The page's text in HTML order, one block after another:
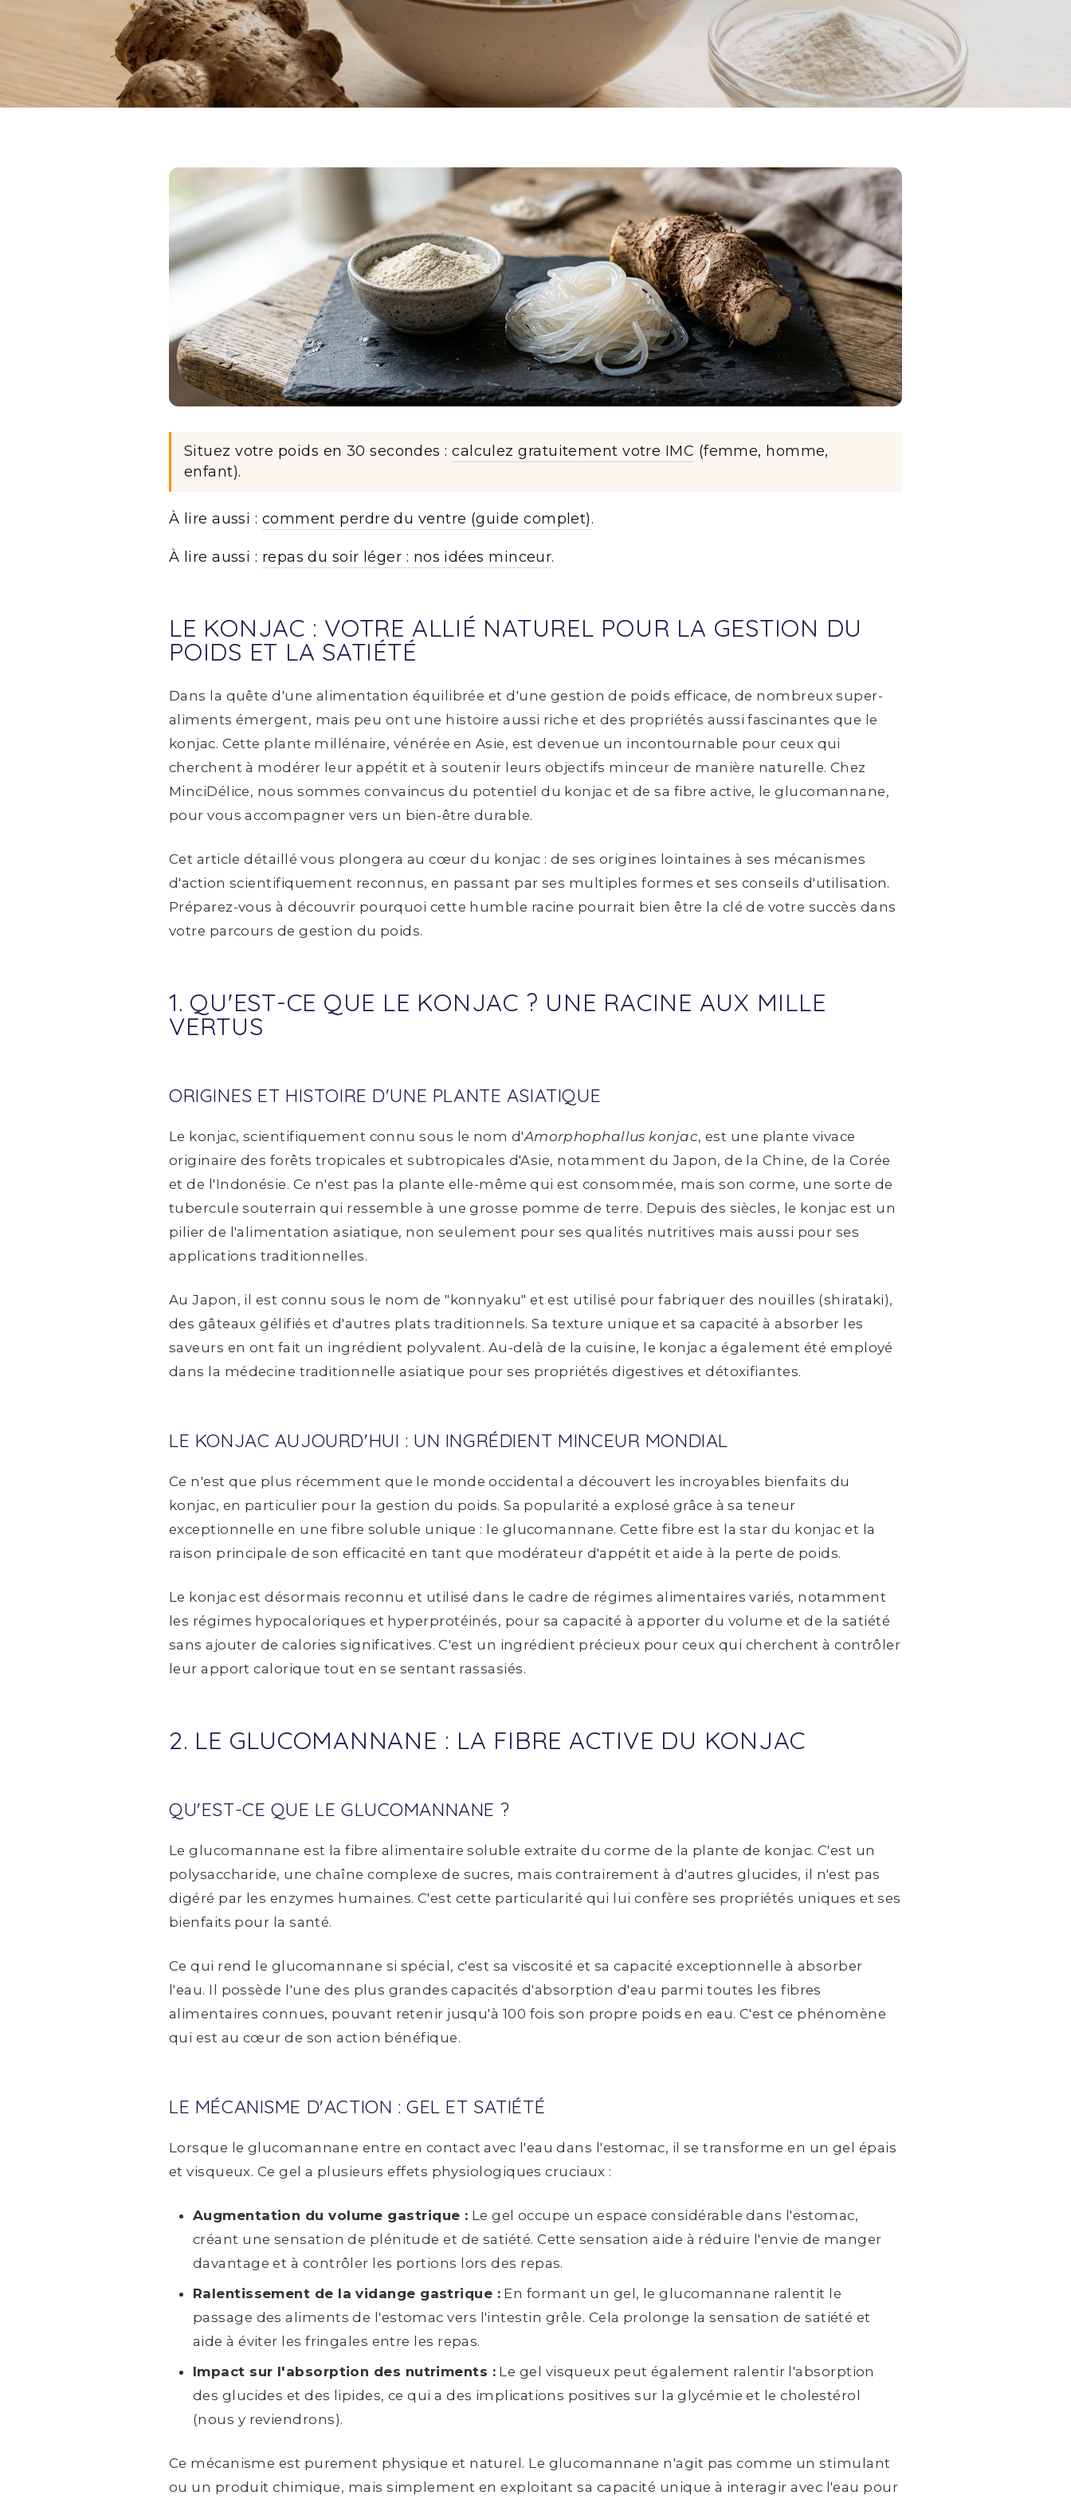
Situez votre poids en 30 secondes :calculez gratuitement votre IMC (femme, homme,
enfant).
À lire aussi : comment perdre du ventre (guide complet).
À lire aussi : repas du soir léger : nos idées minceur.
LE KONJAC : VOTRE ALLIÉ NATUREL POUR LA GESTION DU
POIDS ET LA SATIÉTÉ
Dans la quête d'une alimentation équilibrée et d'une gestion de poids efficace, de nombreux super-
aliments émergent, mais peu ont une histoire aussi riche et des propriétés aussi fascinantes que le
konjac. Cette plante millénaire, vénérée en Asie, est devenue un incontournable pour ceux qui
cherchent à modérer leur appétit et à soutenir leurs objectifs minceur de manière naturelle. Chez
MinciDélice, nous sommes convaincus du potentiel du konjac et de sa fibre active, le glucomannane,
pour vous accompagner vers un bien-être durable.
Cet article détaillé vous plongera au cœur du konjac : de ses origines lointaines à ses mécanismes
d'action scientifiquement reconnus, en passant par ses multiples formes et ses conseils d'utilisation.
Préparez-vous à découvrir pourquoi cette humble racine pourrait bien être la clé de votre succès dans
votre parcours de gestion du poids.
1. QU'EST-CE QUE LE KONJAC ? UNE RACINE AUX MILLE
VERTUS
ORIGINES ET HISTOIRE D'UNE PLANTE ASIATIQUE
Le konjac, scientifiquement connu sous le nom d'Amorphophallus konjac, est une plante vivace
originaire des forêts tropicales et subtropicales d'Asie, notamment du Japon, de la Chine, de la Corée
et de l'Indonésie. Ce n'est pas la plante elle-même qui est consommée, mais son corme, une sorte de
tubercule souterrain qui ressemble à une grosse pomme de terre. Depuis des siècles, le konjac est un
pilier de l'alimentation asiatique, non seulement pour ses qualités nutritives mais aussi pour ses
applications traditionnelles.
Au Japon, il est connu sous le nom de "konnyaku" et est utilisé pour fabriquer des nouilles (shirataki),
des gâteaux gélifiés et d'autres plats traditionnels. Sa texture unique et sa capacité à absorber les
saveurs en ont fait un ingrédient polyvalent. Au-delà de la cuisine, le konjac a également été employé
dans la médecine traditionnelle asiatique pour ses propriétés digestives et détoxifiantes.
LE KONJAC AUJOURD'HUI : UN INGRÉDIENT MINCEUR MONDIAL
Ce n'est que plus récemment que le monde occidental a découvert les incroyables bienfaits du
konjac, en particulier pour la gestion du poids. Sa popularité a explosé grâce à sa teneur
exceptionnelle en une fibre soluble unique : le glucomannane. Cette fibre est la star du konjac et la
raison principale de son efficacité en tant que modérateur d'appétit et aide à la perte de poids.
Le konjac est désormais reconnu et utilisé dans le cadre de régimes alimentaires variés, notamment
les régimes hypocaloriques et hyperprotéinés, pour sa capacité à apporter du volume et de la satiété
sans ajouter de calories significatives. C'est un ingrédient précieux pour ceux qui cherchent à contrôler
leur apport calorique tout en se sentant rassasiés.
2. LE GLUCOMANNANE : LA FIBRE ACTIVE DU KONJAC
QU'EST-CE QUE LE GLUCOMANNANE ?
Le glucomannane est la fibre alimentaire soluble extraite du corme de la plante de konjac. C'est un
polysaccharide, une chaîne complexe de sucres, mais contrairement à d'autres glucides, il n'est pas
digéré par les enzymes humaines. C'est cette particularité qui lui confère ses propriétés uniques et ses
bienfaits pour la santé.
Ce qui rend le glucomannane si spécial, c'est sa viscosité et sa capacité exceptionnelle à absorber
l'eau. Il possède l'une des plus grandes capacités d'absorption d'eau parmi toutes les fibres
alimentaires connues, pouvant retenir jusqu'à 100 fois son propre poids en eau. C'est ce phénomène
qui est au cœur de son action bénéfique.
LE MÉCANISME D'ACTION : GEL ET SATIÉTÉ
Lorsque le glucomannane entre en contact avec l'eau dans l'estomac, il se transforme en un gel épais
et visqueux. Ce gel a plusieurs effets physiologiques cruciaux :
Augmentation du volume gastrique : Le gel occupe un espace considérable dans l'estomac,
créant une sensation de plénitude et de satiété. Cette sensation aide à réduire l'envie de manger
davantage et à contrôler les portions lors des repas.
Ralentissement de la vidange gastrique : En formant un gel, le glucomannane ralentit le
passage des aliments de l'estomac vers l'intestin grêle. Cela prolonge la sensation de satiété et
aide à éviter les fringales entre les repas.
Impact sur l'absorption des nutriments : Le gel visqueux peut également ralentir l'absorption
des glucides et des lipides, ce qui a des implications positives sur la glycémie et le cholestérol
(nous y reviendrons).
Ce mécanisme est purement physique et naturel. Le glucomannane n'agit pas comme un stimulant
ou un produit chimique, mais simplement en exploitant sa capacité unique à interagir avec l'eau pour